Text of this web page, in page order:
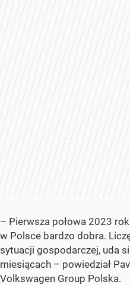
– Pierwsza połowa 2023
w Polsce bardzo dobra.
sytuacji gospodarczej, uda
miesiącach – powiedział
Volkswagen Group Polska.